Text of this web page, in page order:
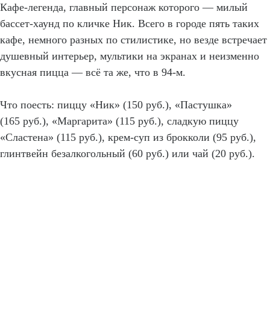
Кафе-легенда, главный персонаж которого — милый
бассет-хаунд по кличке Ник. Всего в городе пять таких
кафе, немного разных по стилистике, но везде встречает
душевный интерьер, мультики на экранах и неизменно
вкусная пицца — всё та же, что в 94-м.
Что поесть: пиццу «Ник» (150 руб.), «Пастушка»
(165 руб.), «Маргарита» (115 руб.), сладкую пиццу
«Сластена» (115 руб.), крем-суп из брокколи (95 руб.),
глинтвейн безалкогольный (60 руб.) или чай (20 руб.).